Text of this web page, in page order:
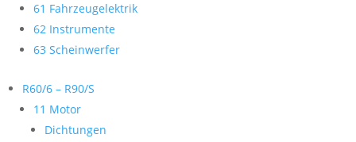
61 Fahrzeugelektrik
62 Instrumente
63 Scheinwerfer
R60/6 – R90/S
11 Motor
Dichtungen